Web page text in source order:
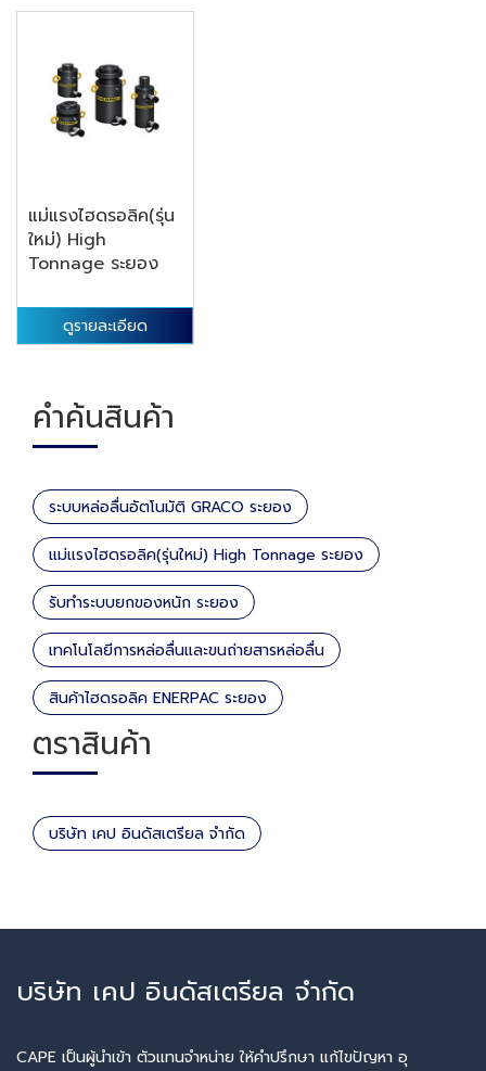
แม่แรงไฮดรอลิค(รุ่น
ใหม่) High
Tonnage ระยอง
ดูรายละเอียด
คำค้นสินค้า
ระบบหล่อลื่นอัตโนมัติ GRACO ระยอง
แม่แรงไฮดรอลิค(รุ่นใหม่) High Tonnage ระยอง
รับทำระบบยกของหนัก ระยอง
เทคโนโลยีการหล่อลื่นและขนถ่ายสารหล่อลื่น
สินค้าไฮดรอลิค ENERPAC ระยอง
ตราสินค้า
บริษัท เคป อินดัสเตรียล จำกัด
บริษัท เคป อินดัสเตรียล จำกัด
CAPE เป็นผู้นำเข้า ตัวแทนจำหน่าย ให้คำปรึกษา แก้ไขปัญหา อุ